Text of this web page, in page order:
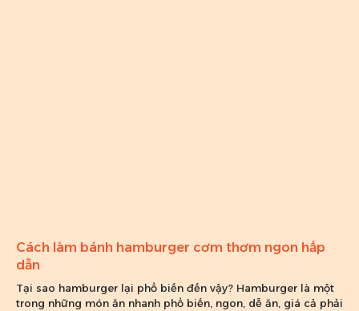
Cách làm bánh hamburger cơm thơm ngon hấp
dẫn
Tại sao hamburger lại phổ biến đến vậy? Hamburger là một
trong những món ăn nhanh phổ biến, ngon, dễ ăn, giá cả phải